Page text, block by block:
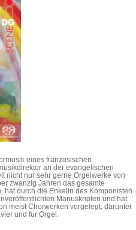
eines französischen
an der evangelischen
nicht nur sehr gerne Orgelwerke von
zwanzig Jahren das gesamte
hat durch die Enkelin des Komponisten
Manuskripten und hat
meist Chorwerken vorgelegt, darunter
und für Orgel.